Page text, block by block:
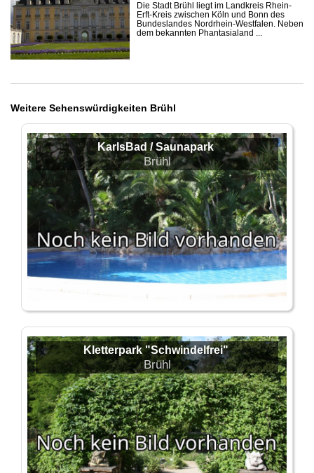
Die Stadt Brühl liegt im Landkreis Rhein-
Erft-Kreis zwischen Köln und Bonn des
Bundeslandes Nordrhein-Westfalen. Neben
dem bekannten Phantasialand ...
Weitere Sehenswürdigkeiten Brühl
KarlsBad / Saunapark
Brühl
Kletterpark "Schwindelfrei"
Brühl